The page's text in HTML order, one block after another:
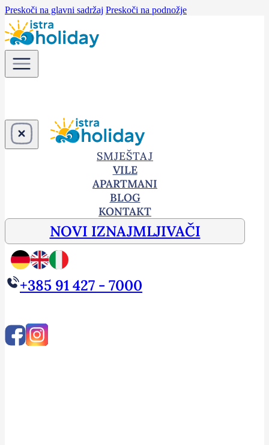
Preskoči na glavni sadržaj Preskoči na podnožje
SMJEŠTAJ
VILE
APARTMANI
BLOG
KONTAKT
NOVI IZNAJMLJIVAČI
+385 91 427 - 7000